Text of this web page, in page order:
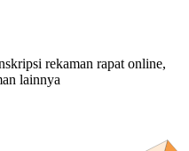
rekaman rapat online,
lainnya